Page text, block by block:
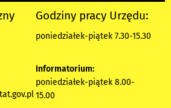
Godziny pracy Urzędu:
poniedziałek-piątek 7.30-15.30
Informatorium:
poniedziałek-piątek 8.00-
15.00